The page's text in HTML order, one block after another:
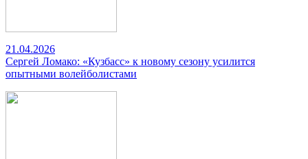
21.04.2026
Сергей Ломако: «Кузбасс» к новому сезону усилится
опытными волейболистами